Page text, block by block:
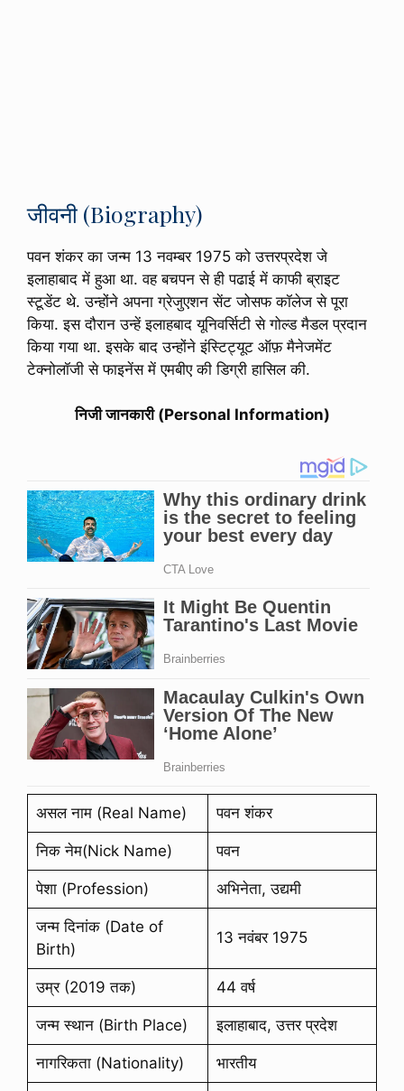
जीवनी (Biography)
पवन शंकर का जन्म 13 नवम्बर 1975 को उत्तरप्रदेश जे
इलाहाबाद में हुआ था. वह बचपन से ही पढाई में काफी ब्राइट
स्टूडेंट थे. उन्होंने अपना ग्रेजुएशन सेंट जोसफ कॉलेज से पूरा
किया. इस दौरान उन्हें इलाहबाद यूनिवर्सिटी से गोल्ड मैडल प्रदान
किया गया था. इसके बाद उन्होंने इंस्टिट्यूट ऑफ़ मैनेजमेंट
टेक्नोलॉजी से फाइनेंस में एमबीए की डिग्री हासिल की.
निजी जानकारी (Personal Information)
असल नाम (Real Name) पवन शंकर
निक नेम(Nick Name) पवन
पेशा (Profession) अभिनेता, उद्यमी
जन्म दिनांक (Date of
Birth)
13 नवंबर 1975
उम्र (2019 तक) 44 वर्ष
जन्म स्थान (Birth Place) इलाहाबाद, उत्तर प्रदेश
नागरिकता (Nationality) भारतीय